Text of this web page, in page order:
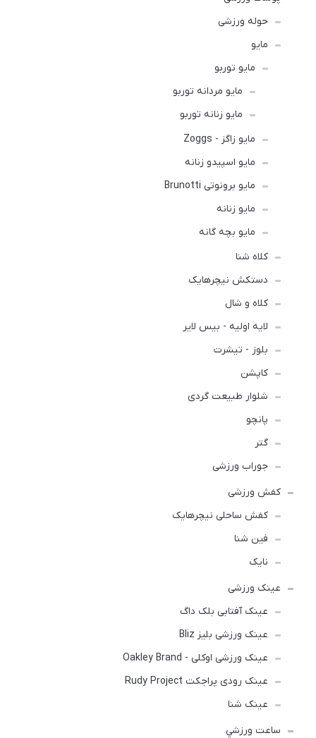
حوله ورزشی
مايو
مایو توربو
مایو مردانه توربو
مایو زنانه توربو
مایو زاگز - Zoggs
مایو اسپیدو زنانه
مایو برونوتی Brunotti
مایو زنانه
مایو بچه گانه
کلاه شنا
دستکش نیچرهایک
کلاه و شال
لایه اولیه - بیس لایر
بلوز - تیشرت
کاپشن
شلوار طبیعت گردی
پانچو
گتر
جوراب ورزشی
کفش ورزشی
كفش ساحلی نیچرهایک
فین شنا
نایک
عینک ورزشی
عینک آفتابی بلک داگ
عینک ورزشی بلیز Bliz
عینک ورزشی اوکلی - Oakley Brand
عینک رودی پراجکت Rudy Project
عینک شنا
ساعت ورزشي